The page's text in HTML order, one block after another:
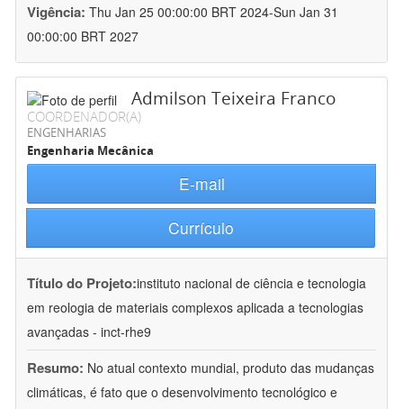
Vigência: Thu Jan 25 00:00:00 BRT 2024-Sun Jan 31
00:00:00 BRT 2027
Admilson Teixeira Franco
COORDENADOR(A)
ENGENHARIAS
Engenharia Mecânica
E-mail
Currículo
Título do Projeto:instituto nacional de ciência e tecnologia
em reologia de materiais complexos aplicada a tecnologias
avançadas - inct-rhe9
Resumo: No atual contexto mundial, produto das mudanças
climáticas, é fato que o desenvolvimento tecnológico e